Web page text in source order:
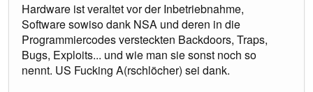
Hardware ist veraltet vor der Inbetriebnahme,
Software sowiso dank NSA und deren in die
Programmiercodes versteckten Backdoors, Traps,
Bugs, Exploits... und wie man sie sonst noch so
nennt. US Fucking A(rschlöcher) sei dank.